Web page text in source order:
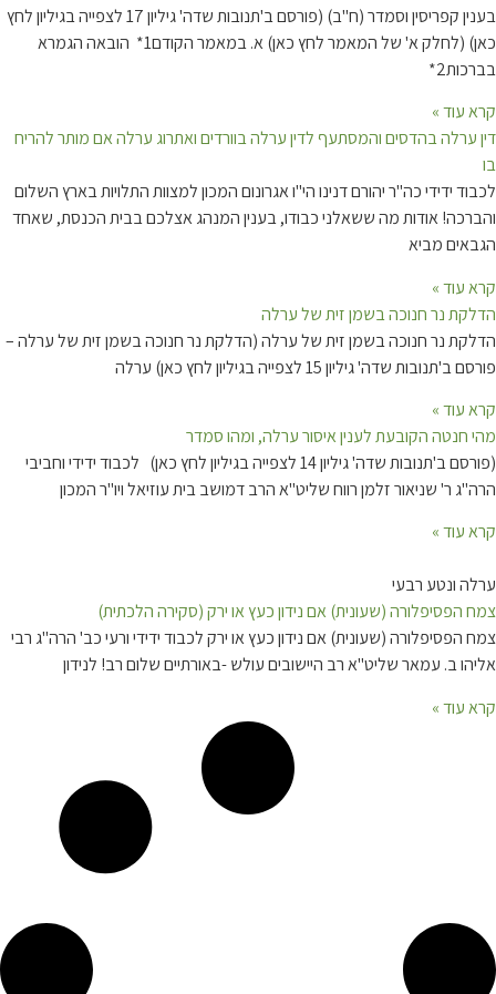
בענין קפריסין וסמדר (ח"ב) (פורסם ב'תנובות שדה' גיליון 17 לצפייה בגיליון לחץ
כאן) (לחלק א' של המאמר לחץ כאן) א. במאמר הקודם1* הובאה הגמרא
בברכות2*
קרא עוד »
דין ערלה בהדסים והמסתעף לדין ערלה בוורדים ואתרוג ערלה אם מותר להריח
בו
לכבוד ידידי כה"ר יהורם דנינו הי"ו אגרונום המכון למצוות התלויות בארץ השלום
והברכה! אודות מה ששאלני כבודו, בענין המנהג אצלכם בבית הכנסת, שאחד
הגבאים מביא
קרא עוד »
הדלקת נר חנוכה בשמן זית של ערלה
הדלקת נר חנוכה בשמן זית של ערלה (הדלקת נר חנוכה בשמן זית של ערלה –
פורסם ב'תנובות שדה' גיליון 15 לצפייה בגיליון לחץ כאן) ערלה
קרא עוד »
מהי חנטה הקובעת לענין איסור ערלה, ומהו סמדר
(פורסם ב'תנובות שדה' גיליון 14 לצפייה בגיליון לחץ כאן) לכבוד ידידי וחביבי
הרה"ג ר' שניאור זלמן רווח שליט"א הרב דמושב בית עוזיאל ויו"ר המכון
קרא עוד »
ערלה ונטע רבעי
צמח הפסיפלורה (שעונית) אם נידון כעץ או ירק (סקירה הלכתית)
צמח הפסיפלורה (שעונית) אם נידון כעץ או ירק לכבוד ידידי ורעי כב' הרה"ג רבי
אליהו ב. עמאר שליט"א רב היישובים עולש -באורתיים שלום רב! לנידון
קרא עוד »